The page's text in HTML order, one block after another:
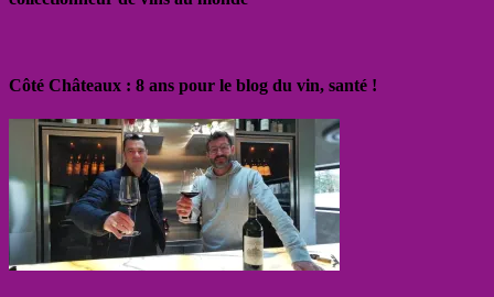
Côté Châteaux : 8 ans pour le blog du vin, santé !